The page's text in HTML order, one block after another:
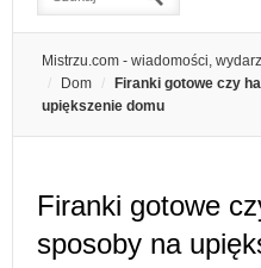
Mistrzu.com - wiadomości,
Dom
Firanki gotowe czy
upiększenie domu
Firanki gotowe
sposoby na